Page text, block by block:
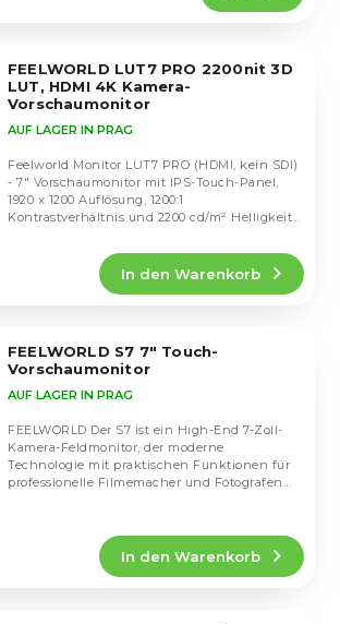
FEELWORLD LUT7 PRO 2200nit 3D
LUT, HDMI 4K Kamera-
Vorschaumonitor
AUF LAGER IN PRAG
In den Warenkorb
Feelworld Monitor LUT7 PRO (HDMI, kein SDI)
- 7" Vorschaumonitor mit IPS-Touch-Panel,
1920 x 1200 Auflösung, 1200:1
Kontrastverhältnis und 2200 cd/m² Helligkeit
FEELWORLD S7 7" Touch-
Vorschaumonitor
AUF LAGER IN PRAG
In den Warenkorb
FEELWORLD Der S7 ist ein High-End 7-Zoll-
Kamera-Feldmonitor, der moderne
Technologie mit praktischen Funktionen für
professionelle Filmemacher und Fotografen